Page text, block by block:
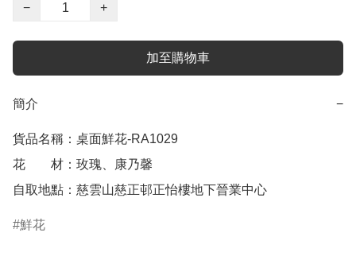
−
+
加至購物車
簡介 −
貨品名稱：桌面鮮花-RA1029
花　　材：玫瑰、康乃馨
自取地點：慈雲山慈正邨正怡樓地下晉業中心
鮮花